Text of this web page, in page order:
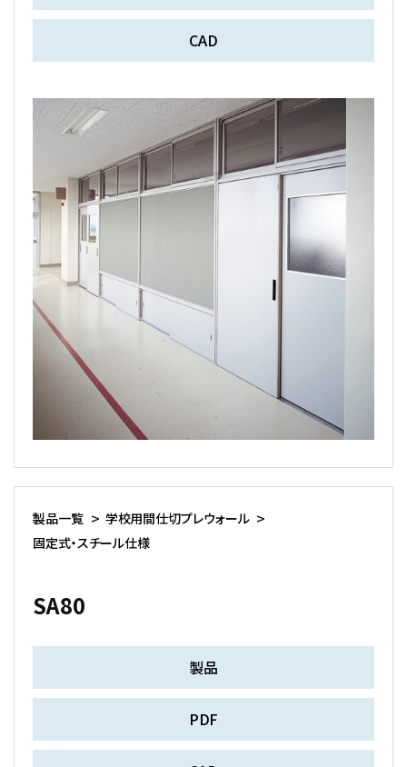
CAD
製品一覧
学校用間仕切プレウォール
固定式・スチール仕様
SA80
製品
PDF